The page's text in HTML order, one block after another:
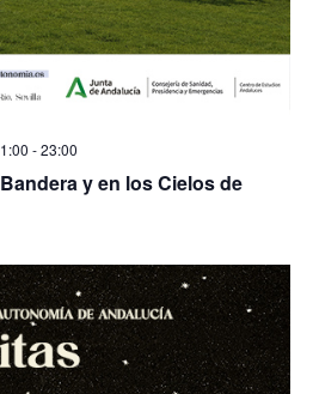
-23:00
y en los Cielos de